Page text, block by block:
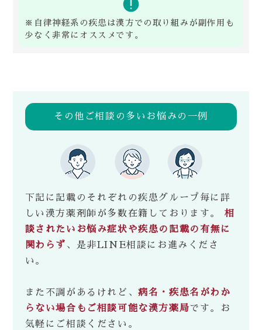
※自律神経系の疾患は漢方での取り組みが副作用も
少なく非常にオススメです。
その他ご相談の多いお悩みの一例
下記に記載のそれぞれの疾患グループ毎に詳
しい漢方薬剤師が多数在籍しております。 相
談されたいお悩み症状や疾患の記載の有無に
関わらず、是非LINE相談にお進みくださ
い。
また不調があるけれど、病名・疾患名がわか
らない場合もご相談可能な漢方薬局です。お
気軽にご相談ください。